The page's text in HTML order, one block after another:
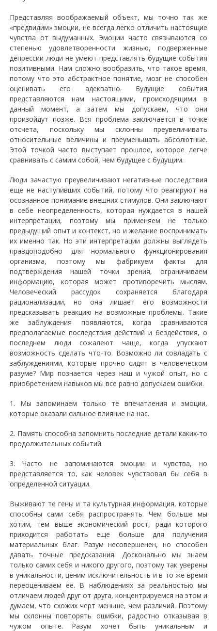
Представляя воображаемый объект, мы точно так же
«предвидим» эмоции, не всегда легко отличить настоящие
чувства от выдуманных. Эмоции часто связываются со
степенью удовлетворенности жизнью, подверженные
депрессии люди не умеют представлять будущие события
позитивными. Нам сложно вообразить, что такое время,
потому что это абстрактное понятие, мозг не способен
оценивать его адекватно. Будущие события
представляются нам настоящими, происходящими в
данный момент, а затем мы допускаем, что они
произойдут позже. Вся проблема заключается в точке
отсчета, поскольку мы склонны преувеличивать
относительные величины и преуменьшать абсолютные.
Этой точкой часто выступает прошлое, которое легче
сравнивать с самим собой, чем будущее с будущим.
Люди зачастую преувеличивают негативные последствия
еще не наступивших событий, потому что реагируют на
осознанное понимание внешних стимулов. Они заключают
в себе неопределенность, которая нуждается в нашей
интерпретации, поэтому мы применяем не только
предыдущий опыт и контекст, но и желание воспринимать
их именно так. Но эти интерпретации должны выглядеть
правдоподобно для нормального функционирования
организма, поэтому мы фабрикуем факты для
подтверждения нашей точки зрения, ограничиваем
информацию, которая может противоречить мыслям.
Человеческий рассудок сохраняется благодаря
рационализации, но она лишает его возможности
предсказывать реакцию на возможные проблемы. Такие
же заблуждения появляются, когда сравниваются
предполагаемые последствия действий и бездействия, о
последнем люди сожалеют чаще, когда упускают
возможность сделать что-то. Возможно ли совладать с
заблуждениями, которые прочно сидят в человеческом
разуме? Мир познается через наш и чужой опыт, но с
приобретением навыков мы все равно допускаем ошибки.
1. Мы запоминаем только те впечатления и эмоции,
которые оказали сильное влияние на нас.
2. Память способна запомнить последние детали каких-то
продолжительных событий.
3. Часто не запоминаются эмоции и чувства, но
представляется то, как человек чувствовал бы себя в
определенной ситуации.
Выживают те гены и та культурная информация, которые
способны сами себя распространять. Чем больше мы
хотим, тем выше экономический рост, ради которого
приходится работать еще больше для получения
материальных благ. Разум несовершенен, но способен
давать точные предсказания. Досконально мы знаем
только самих себя и никого другого, поэтому так уверены
в уникальности, ценим исключительность и в то же время
переоцениваем ее. В наблюдениях за реальностью мы
отличаем людей друг от друга, концентрируемся на этом и
думаем, что схожих черт меньше, чем различий. Поэтому
мы склонны повторять ошибки, радостно отказывая в
чужом опыте. Разум хочет быть уникальным и